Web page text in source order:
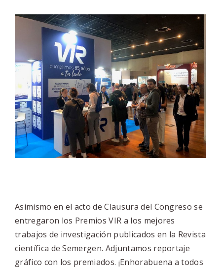
Asimismo en el acto de Clausura del Congreso se
entregaron los Premios VIR a los mejores
trabajos de investigación publicados en la Revista
científica de Semergen. Adjuntamos reportaje
gráfico con los premiados. ¡Enhorabuena a todos